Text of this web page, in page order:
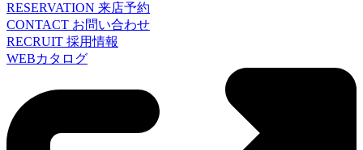
RESERVATION 来店予約
CONTACT お問い合わせ
RECRUIT 採用情報
WEBカタログ